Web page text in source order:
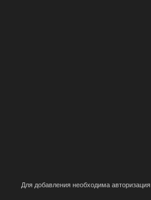
Для добавления необходима авторизация